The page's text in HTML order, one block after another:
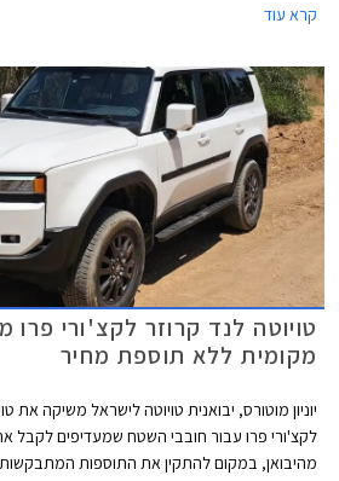
קרא עוד
טויוטה לנד קרוזר לקצ'ורי
מקומית ללא תוספת מחיר
יוניון מוטורס, יבואנית טויוטה לישראל משיקה את
לקצ'ורי פרו עבור חובבי השטח שמעדיפים לקבל
מהיבואן, במקום להתקין את התוספות